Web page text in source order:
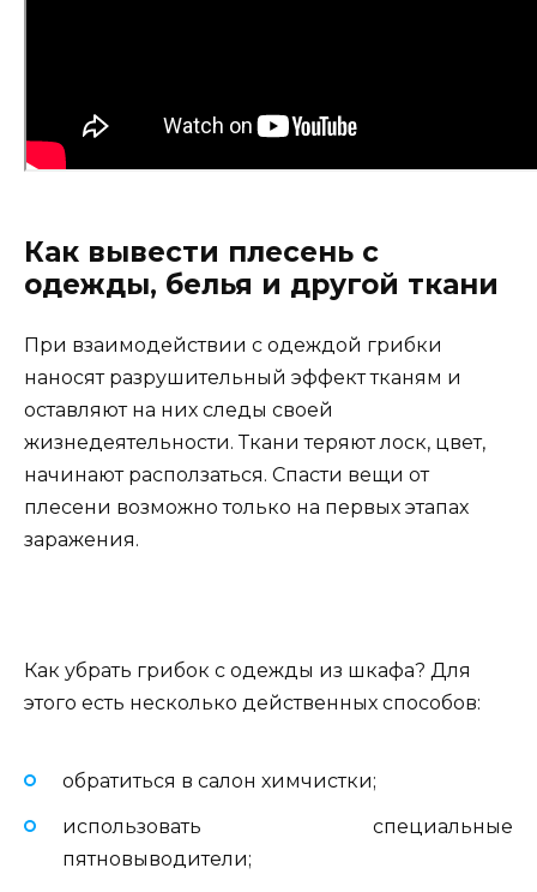
Как вывести плесень с
одежды, белья и другой ткани
При взаимодействии с одеждой грибки
наносят разрушительный эффект тканям и
оставляют на них следы своей
жизнедеятельности. Ткани теряют лоск, цвет,
начинают расползаться. Спасти вещи от
плесени возможно только на первых этапах
заражения.
Как убрать грибок с одежды из шкафа? Для
этого есть несколько действенных способов:
обратиться в салон химчистки;
использовать специальные
пятновыводители;